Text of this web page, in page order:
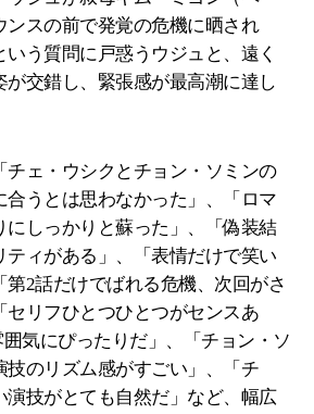
ンスの前で発覚の危機に晒され
う質問に戸惑うウジュと、遠く
が交錯し、緊張感が最高潮に達し
チェ・ウシクとチョン・ソミンの
合うとは思わなかった」、「ロマ
にしっかりと蘇った」、「偽装結
ティがある」、「表情だけで笑い
第2話だけでばれる危機、次回がさ
セリフひとつひとつがセンスあ
囲気にぴったりだ」、「チョン・ソ
技のリズム感がすごい」、「チ
演技がとても自然だ」など、幅広